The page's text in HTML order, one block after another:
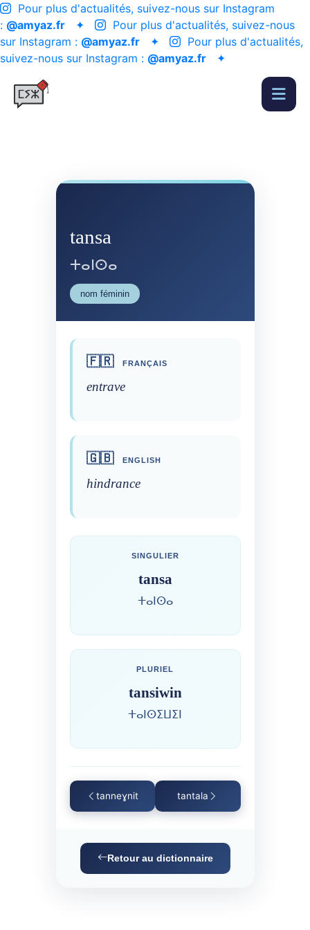
Pour plus d'actualités, suivez-nous sur Instagram
: @amyaz.fr ✦
Pour plus d'actualités, suivez-nous
sur Instagram : @amyaz.fr ✦
Pour plus d'actualités,
suivez-nous sur Instagram : @amyaz.fr ✦
tansa
ⵜⴰⵏⵙⴰ
nom féminin
🇫🇷 FRANÇAIS
entrave
🇬🇧 ENGLISH
hindrance
SINGULIER
tansa
ⵜⴰⵏⵙⴰ
PLURIEL
tansiwin
ⵜⴰⵏⵙⵉⵡⵉⵏ
tanneɣnit tantala
Retour au dictionnaire